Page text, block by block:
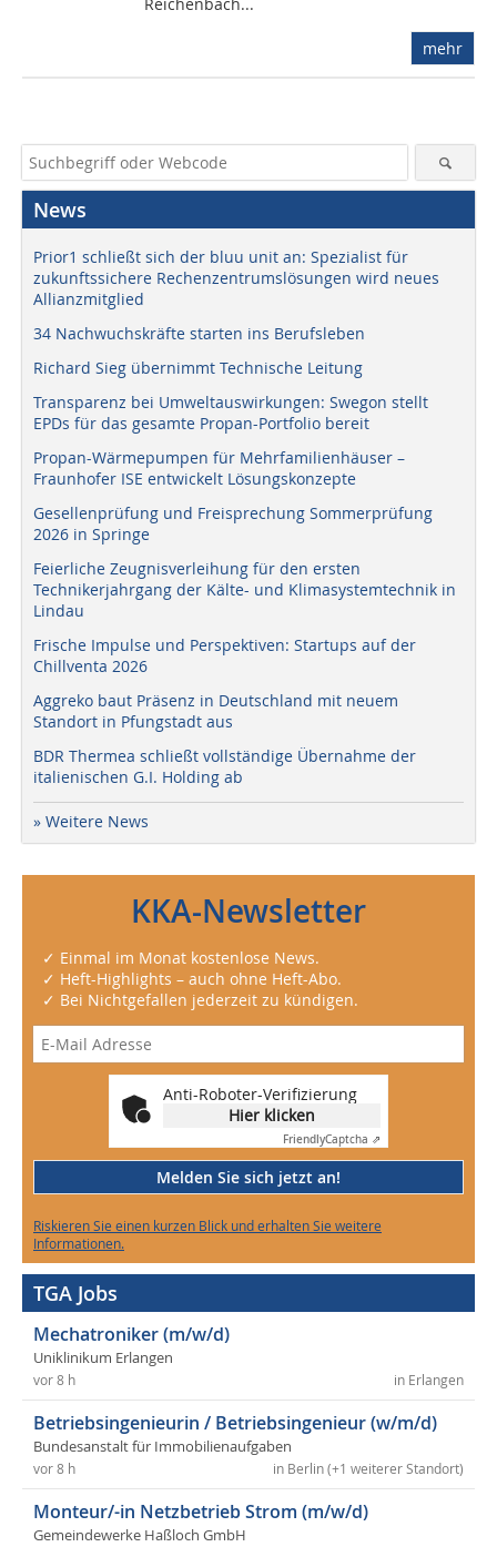
Reichenbach...
mehr
News
Prior1 schließt sich der bluu unit an: Spezialist für
zukunftssichere Rechenzentrumslösungen wird neues
Allianzmitglied
34 Nachwuchskräfte starten ins Berufsleben
Richard Sieg übernimmt Technische Leitung
Transparenz bei Umweltauswirkungen: Swegon stellt
EPDs für das gesamte Propan-Portfolio bereit
Propan-Wärmepumpen für Mehrfamilienhäuser –
Fraunhofer ISE entwickelt Lösungskonzepte
Gesellenprüfung und Freisprechung Sommerprüfung
2026 in Springe
Feierliche Zeugnisverleihung für den ersten
Technikerjahrgang der Kälte- und Klimasystemtechnik in
Lindau
Frische Impulse und Perspektiven: Startups auf der
Chillventa 2026
Aggreko baut Präsenz in Deutschland mit neuem
Standort in Pfungstadt aus
BDR Thermea schließt vollständige Übernahme der
italienischen G.I. Holding ab
» Weitere News
KKA-Newsletter
✓ Einmal im Monat kostenlose News.
✓ Heft-Highlights – auch ohne Heft-Abo.
✓ Bei Nichtgefallen jederzeit zu kündigen.
Anti-Roboter-Verifizierung
Hier klicken
FriendlyCaptcha ⇗
Melden Sie sich jetzt an!
Riskieren Sie einen kurzen Blick und erhalten Sie weitere
Informationen.
TGA Jobs
Mechatroniker (m/w/d)
Uniklinikum Erlangen
in Erlangen
vor 8 h
Betriebsingenieurin / Betriebsingenieur (w/m/d)
Bundesanstalt für Immobilienaufgaben
in Berlin (+1 weiterer Standort)
vor 8 h
Monteur/-in Netzbetrieb Strom (m/w/d)
Gemeindewerke Haßloch GmbH